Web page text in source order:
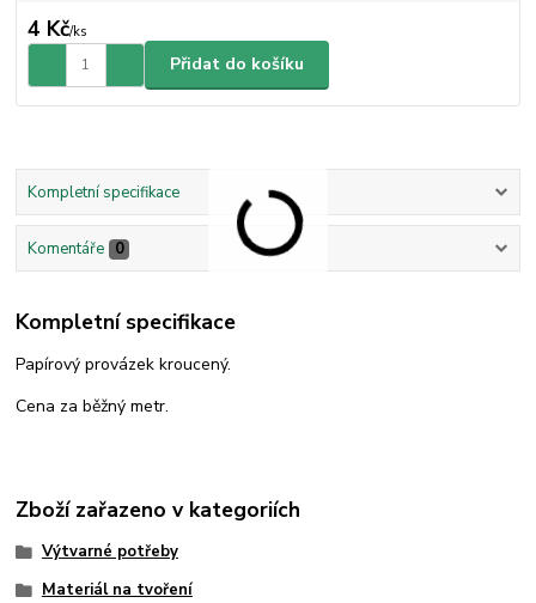
4 Kč/ks
Přidat do košíku
Kompletní specifikace
Komentáře 0
Kompletní specifikace
Papírový provázek kroucený.
Cena za běžný metr.
Zboží zařazeno v kategoriích
Výtvarné potřeby
Materiál na tvoření